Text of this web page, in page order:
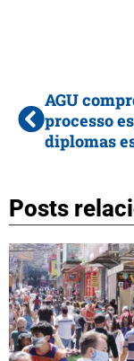
AGU
processo
diplomas
Posts